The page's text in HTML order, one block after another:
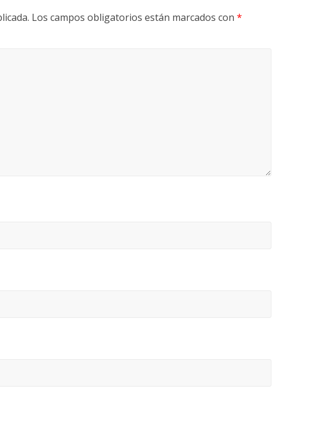
Los campos obligatorios están marcados con *